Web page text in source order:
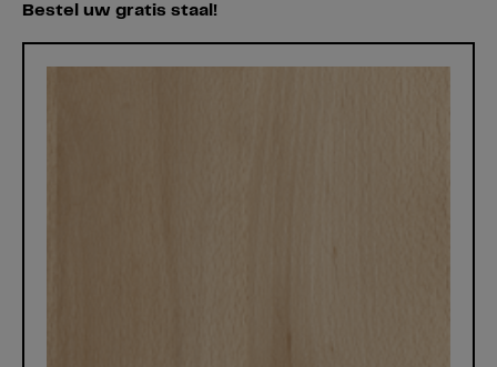
Bestel uw gratis staal!